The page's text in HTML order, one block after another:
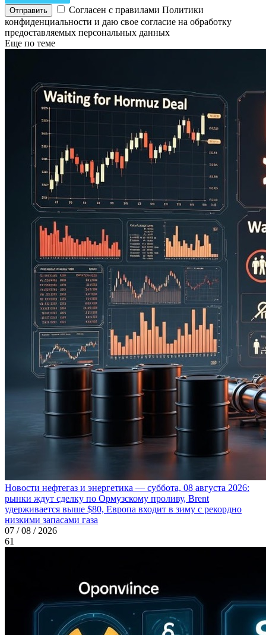
Согласен с правилами Политики
конфиденциальности и даю свое согласие на обработку
предоставляемых персональных данных
Еще по теме
Новости нефтегаз и энергетика — суббота, 08 августа 2026:
рынки ждут сделку по Ормузскому проливу, Brent
удерживается выше $80, Европа входит в зиму с рекордно
низкими запасами газа
07 / 08 / 2026
61